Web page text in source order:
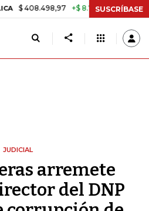
+$ 8.753,81 +2,19% TASA
SUSCRÍBASE
JUDICIAL
arremete
del DNP